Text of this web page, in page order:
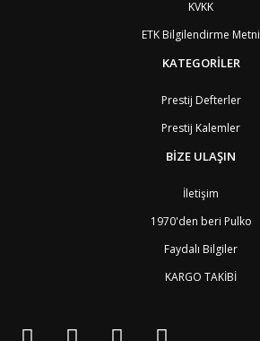
KVKK
ETK Bilgilendirme Metni
KATEGORİLER
Prestij Defterler
Prestij Kalemler
BİZE ULAŞIN
İletişim
1970'den beri Pulko
Faydalı Bilgiler
KARGO TAKİBİ